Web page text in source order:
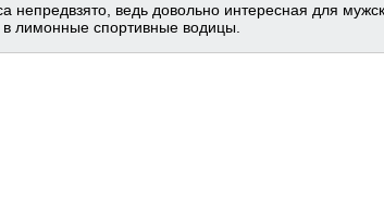
непредвзято, ведь довольно интересная для
лимонные спортивные водицы.